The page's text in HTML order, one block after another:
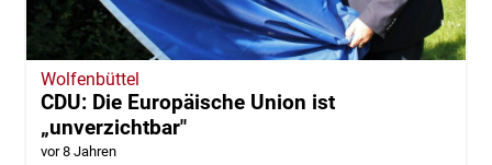
Wolfenbüttel
CDU: Die Europäische Union ist
„unverzichtbar"
vor 8 Jahren